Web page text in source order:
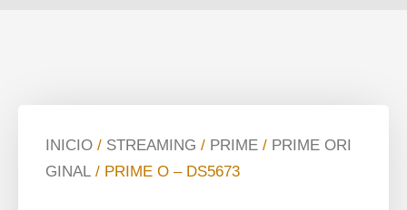
INICIO / STREAMING / PRIME / PRIME ORI
GINAL / PRIME O – DS5673